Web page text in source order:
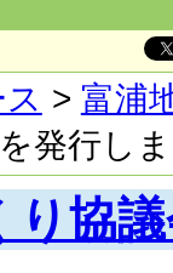
> 富浦
発行し
り協